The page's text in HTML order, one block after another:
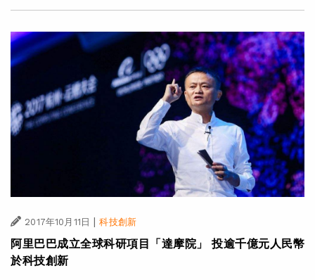
2017年10月11日 | 科技創新
阿里巴巴成立全球科研項目「達摩院」 投逾千億元人民幣
於科技創新